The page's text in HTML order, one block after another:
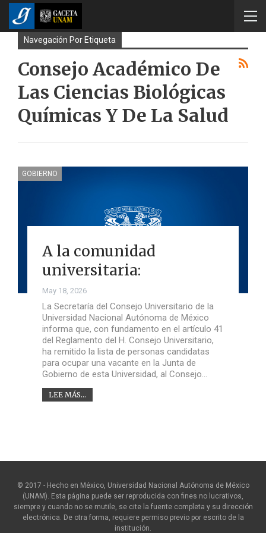
Navegación Por Etiqueta
Consejo Académico De
Las Ciencias Biológicas
Químicas Y De La Salud
GOBIERNO
A la comunidad
universitaria:
May 18, 2026
La Secretaría del Consejo Universitario de la
Universidad Nacional Autónoma de México
informa que, con fundamento en el artículo 41
del Reglamento del H. Consejo Universitario,
ha remitido la lista de personas candidatas
para ocupar una vacante en la Junta de
Gobierno de esta Universidad, al Consejo…
LEE MÁS...
© 2017 - Hecho en México, Universidad Nacional Autónoma de México
(UNAM). Esta página puede ser reproducida con fines no lucrativos,
siempre y cuando no se mutile, se cite la fuente completa y su dirección
electrónica. De otra forma, requiere permiso previo por escrito de la
institución.